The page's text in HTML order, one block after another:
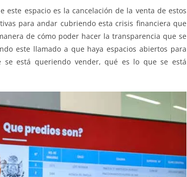
este espacio es la cancelación de la venta de estos
para andar cubriendo esta crisis financiera que
de cómo poder hacer la transparencia que se
este llamado a que haya espacios abiertos para
está queriendo vender, qué es lo que se está